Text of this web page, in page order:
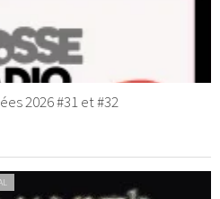
2026 #31 et #32